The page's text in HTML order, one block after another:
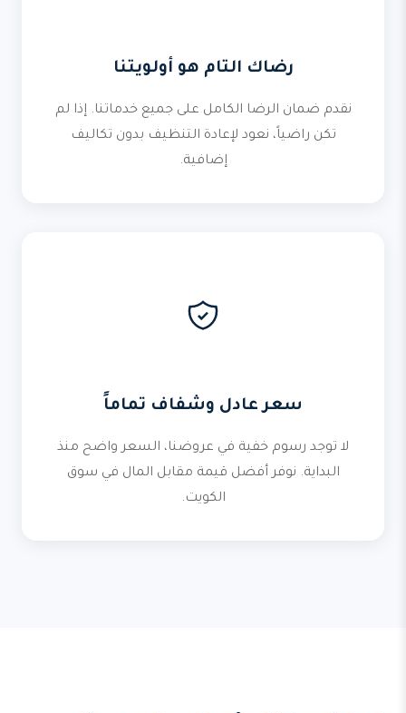
رضاك التام هو أولويتنا
نقدم ضمان الرضا الكامل على جميع خدماتنا. إذا لم
تكن راضياً، نعود لإعادة التنظيف بدون تكاليف
إضافية.
سعر عادل وشفاف تماماً
لا توجد رسوم خفية في عروضنا، السعر واضح منذ
البداية. نوفر أفضل قيمة مقابل المال في سوق
الكويت.